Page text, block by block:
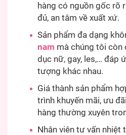
hàng có nguồn gốc rõ
đủ, an tâm về xuất xứ.
Sản phẩm đa dạng
nam mà chúng tôi còn
dục nữ, gay, les,… đáp
tượng khác nhau.
Giá thành sản phẩm
trình khuyến mãi, ưu
hàng thường xuyên
Nhân viên tư vấn nhiệt